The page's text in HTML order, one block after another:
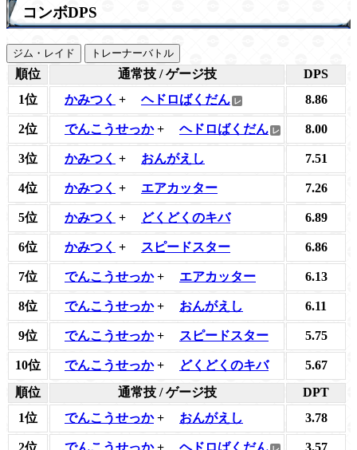
コンボDPS
ジム・レイド トレーナーバトル
順位 通常技 / ゲージ技
DPS
1位
かみつく + ヘドロばくだん 8.86
2位 でんこうせっか+ ヘドロばくだん 8.00
3位 かみつく + おんがえし 7.51
4位 かみつく + エアカッター 7.26
5位 かみつく + どくどくのキバ 6.89
6位 かみつく + スピードスター 6.86
7位 でんこうせっか+ エアカッター 6.13
8位 でんこうせっか+ おんがえし 6.11
9位 でんこうせっか+ スピードスター 5.75
10位 でんこうせっか+ どくどくのキバ
5.67
順位
通常技 / ゲージ技
DPT
1位
でんこうせっか+ おんがえし 3.78
2位 でんこうせっか+ ヘドロばくだん 3.57